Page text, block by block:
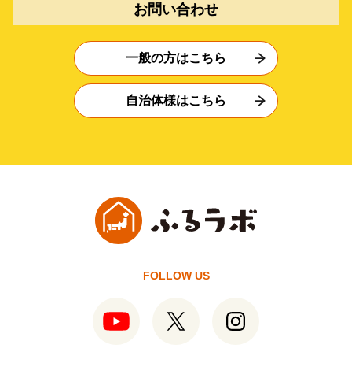
お問い合わせ
一般の方はこちら
自治体様はこちら
FOLLOW US